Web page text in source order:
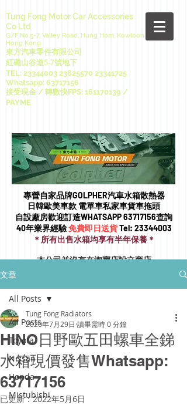
Tung Fong Motor Car Accessories
Co Ltd
G/F No.5-7, Valley Road, Hung Hom, Kowloon
Hong Kong
東方汽車零件有限公司
紅磡山谷道5-7號地下
TEL: 23344003 23625570 23341725
Whatsapp: 63717156
接受現金 / 轉數快FPS: 161170139 /
PAYME
專營自家品牌GOLPHER汽車水箱散熱器
日韓歐美車款 電單車私家車貨車拖頭​
自設廠房歡迎訂造WHATSAPP63717156查詢
40年業界經驗免費即日送貨Tel: 23344003
＊所有出售水箱均享有半年保養＊
本公司並沒有在淘寶店設立商店
文章
All Posts
Toyota
Nissan
Honda
Mistubishi
All Posts
HINO日野歐五田螺車全銻
水箱現價發售Whatsapp:
63717156
Tung Fong Radiators
2020年7月29日 讀畢需時 0 分鐘
已更新：2022年5月6日